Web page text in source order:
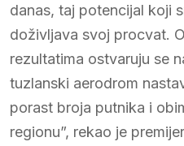
danas, taj potencijal koji
doživljava svoj procvat.
rezultatima ostvaruju se
tuzlanski aerodrom
porast broja putnika i
regionu”, rekao je